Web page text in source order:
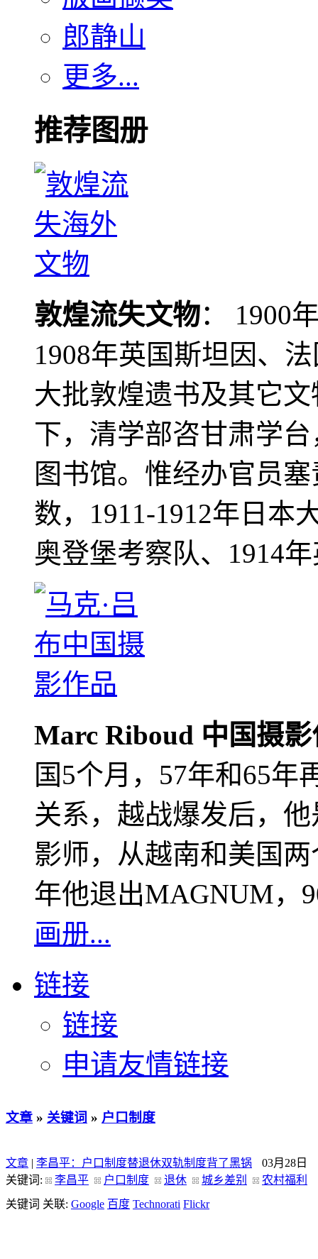
郎静山
更多...
推荐图册
敦煌流失文物： 1900
1908年英国斯坦因、
大批敦煌遗书及其它
下，清学部咨甘肃学
图书馆。惟经办官员
数，1911-1912年日本
奥登堡考察队、1914
Marc Riboud 中国摄
国5个月，57年和65年
关系，越战爆发后，
影师，从越南和美国
年他退出MAGNUM，
画册...
链接
链接
申请友情链接
文章 » 关键词 » 户口制度
文章 | 李昌平：户口制度替退休双轨制度背了黑锅
03月28日
关键词:
李昌平 户口制度 退休 城乡差别
农村福利
关键词 关联: Google 百度 Technorati Flickr